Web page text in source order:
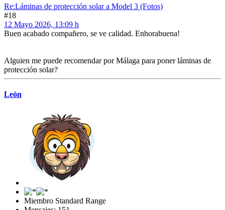
Re:Láminas de protección solar a Model 3 (Fotos)
#18
12 Mayo 2026, 13:09 h
Buen acabado compañero, se ve calidad. Enhorabuena!
Alguien me puede recomendar por Málaga para poner láminas de
protección solar?
León
Miembro Standard Range